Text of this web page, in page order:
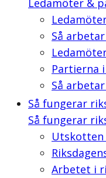
Ledamöter &
Så
Partierna
Så
Så fungerar
Så fungerar
Utskotten
Arbetet i